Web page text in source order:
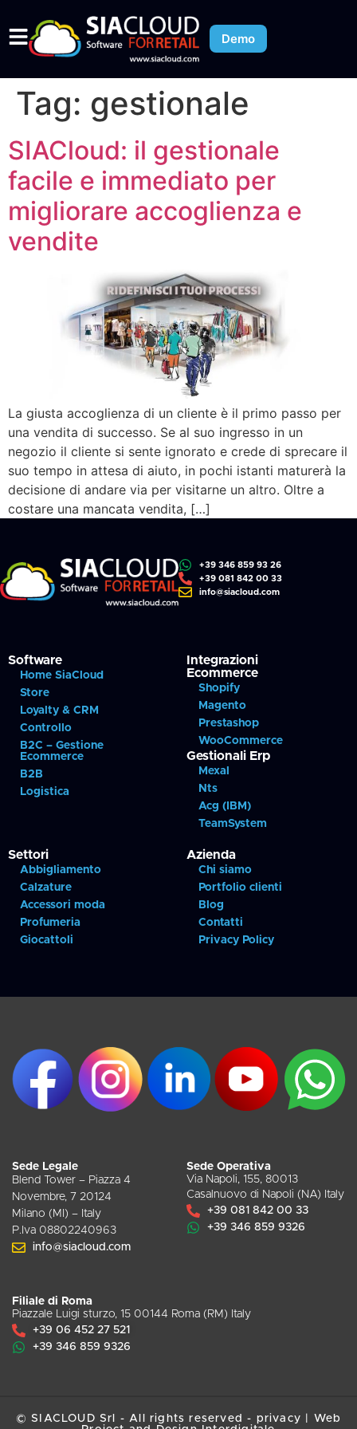
Demo
Tag: gestionale
SIACloud: il gestionale
facile e immediato per
migliorare accoglienza e
vendite
La giusta accoglienza di un cliente è il primo passo per
una vendita di successo. Se al suo ingresso in un
negozio il cliente si sente ignorato e crede di sprecare il
suo tempo in attesa di aiuto, in pochi istanti maturerà la
decisione di andare via per visitarne un altro. Oltre a
costare una mancata vendita, […]
+39 346 859 93 26
+39 081 842 00 33
info@siacloud.com
Software
Home SiaCloud
Store
Loyalty & CRM
Controllo
B2C – Gestione
Ecommerce
B2B
Logistica
Integrazioni
Ecommerce
Shopify
Magento
Prestashop
WooCommerce
Gestionali Erp
Mexal
Nts
Acg (IBM)
TeamSystem
Settori
Abbigliamento
Calzature
Accessori moda
Profumeria
Giocattoli
Azienda
Chi siamo
Portfolio clienti
Blog
Contatti
Privacy Policy
Sede Legale
Blend Tower – Piazza 4
Novembre, 7 20124
Milano (MI) – Italy
P.Iva 08802240963
info@siacloud.com
Sede Operativa
Via Napoli, 155, 80013
Casalnuovo di Napoli (NA) Italy
+39 081 842 00 33
+39 346 859 9326
Filiale di Roma
Piazzale Luigi sturzo, 15 00144 Roma (RM) Italy
+39 06 452 27 521
+39 346 859 9326
© SIACLOUD Srl - All rights reserved - privacy
Web